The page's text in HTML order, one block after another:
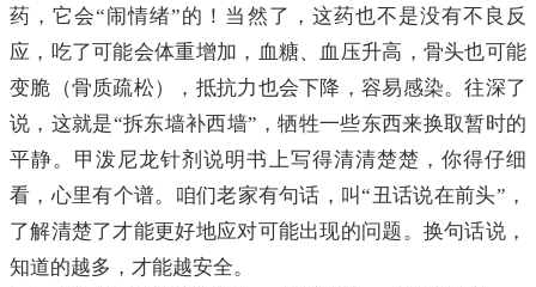
药，它会“闹情绪”的！当然了，这药也不是没有不良反
应，吃了可能会体重增加，血糖、血压升高，骨头也可能
变脆（骨质疏松），抵抗力也会下降，容易感染。往深了
说，这就是“拆东墙补西墙”，牺牲一些东西来换取暂时的
平静。甲泼尼龙针剂说明书上写得清清楚楚，你得仔细
看，心里有个谱。咱们老家有句话，叫“丑话说在前头”，
了解清楚了才能更好地应对可能出现的问题。换句话说，
知道的越多，才能越安全。